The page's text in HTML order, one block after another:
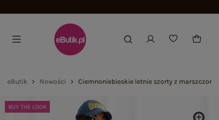
eButik Nowości Ciemnoniebieskie letnie szorty z
BUY THE LOOK